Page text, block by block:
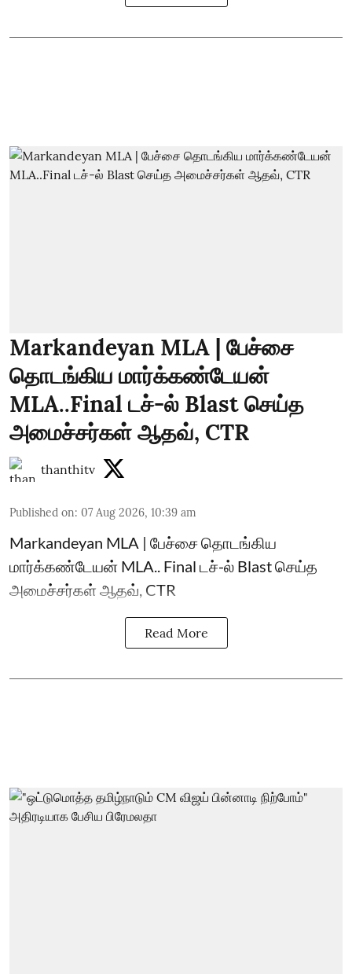
Markandeyan MLA | பேச்சை
தொடங்கிய மார்க்கண்டேயன்
MLA..Final டச்-ல் Blast செய்த
அமைச்சர்கள் ஆதவ், CTR
thanthitv
Published on: 07 Aug 2026, 10:39 am
Markandeyan MLA | பேச்சை தொடங்கிய
மார்க்கண்டேயன் MLA.. Final டச்-ல் Blast செய்த
அமைச்சர்கள் ஆதவ், CTR
Read More